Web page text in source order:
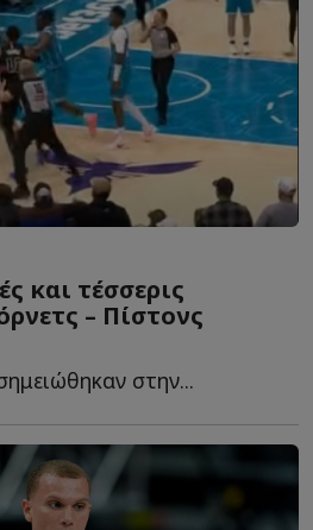
και τέσσερις
– Πίστονς
στην...